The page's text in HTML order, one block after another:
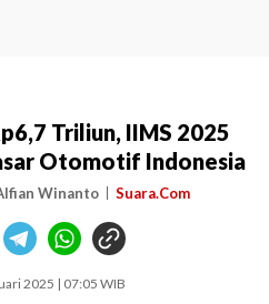
Triliun, IIMS 2025
Otomotif Indonesia
Winanto Suara.Com
2025 | 07:05 WIB